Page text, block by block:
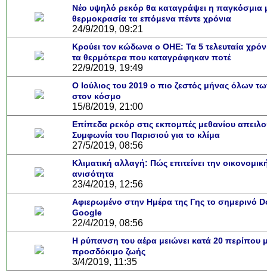
Νέο υψηλό ρεκόρ θα καταγράψει η παγκόσμια
θερμοκρασία τα επόμενα πέντε χρόνια
24/9/2019, 09:21
Κρούει τον κώδωνα ο ΟΗΕ: Τα 5 τελευταία
τα θερμότερα που καταγράφηκαν ποτέ
22/9/2019, 19:49
Ο Ιούλιος του 2019 ο πιο ζεστός μήνας όλων
στον κόσμο
15/8/2019, 21:00
Επίπεδα ρεκόρ στις εκπομπές μεθανίου
Συμφωνία του Παρισιού για το κλίμα
27/5/2019, 08:56
Κλιματική αλλαγή: Πώς επιτείνει την
ανισότητα
23/4/2019, 12:56
Αφιερωμένο στην Ημέρα της Γης το σημερινό
Google
22/4/2019, 08:56
Η ρύπανση του αέρα μειώνει κατά 20 περίπου
προσδόκιμο ζωής
3/4/2019, 11:35